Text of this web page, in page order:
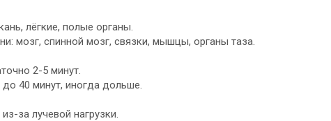
лёгкие, полые органы.
мозг, спинной мозг, связки, мышцы, органы таза.
2-5 минут.
40 минут, иногда дольше.
за лучевой нагрузки.